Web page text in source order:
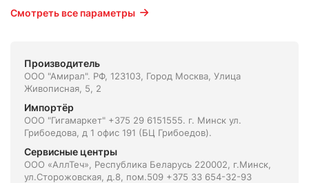
Смотреть все параметры
Производитель
ООО "Амирал". РФ, 123103, Город Москва, Улица
Живописная, 5, 2
Импортёр
ООО "Гигамаркет" +375 29 6151555. г. Минск ул.
Грибоедова, д 1 офис 191 (БЦ Грибоедов).
Сервисные центры
ООО «АллТеч», Республика Беларусь 220002, г.Минск,
ул.Сторожовская, д.8, пом.509 +375 33 654-32-93